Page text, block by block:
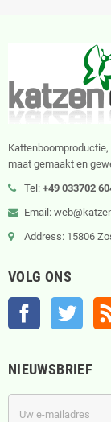
maat gemaakt en
Tel: +49 033702
Email:
Address: 15806
VOLG ONS
Facebook Twitter
NIEUWSBRIEF